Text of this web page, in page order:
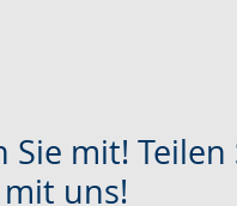
Sie mit! Teilen
uns!